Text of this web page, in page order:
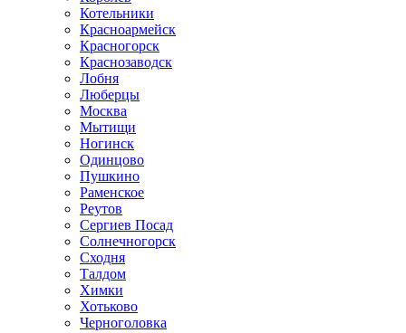
Котельники
Красноармейск
Красногорск
Краснозаводск
Лобня
Люберцы
Москва
Мытищи
Ногинск
Одинцово
Пушкино
Раменское
Реутов
Сергиев Посад
Солнечногорск
Сходня
Талдом
Химки
Хотьково
Черноголовка